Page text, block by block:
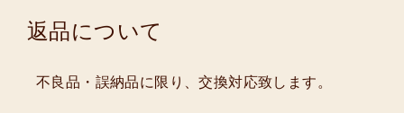
返品について
不良品・誤納品に限り、交換対応致します。